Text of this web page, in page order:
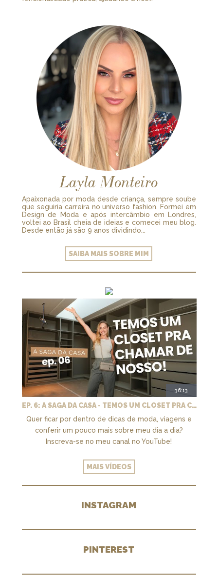
Layla Monteiro
Apaixonada por moda desde criança, sempre soube
que seguiria carreira no universo fashion. Formei em
Design de Moda e após intercâmbio em Londres,
voltei ao Brasil cheia de ideias e comecei meu blog.
Desde então já são 9 anos dividindo...
SAIBA MAIS SOBRE MIM
36:13
EP. 6: A SAGA DA CASA - TEMOS UM CLOSET PRA CHAMAR DE NOSSO + MARCENARIA E PAISAGISMO
Quer ficar por dentro de dicas de moda, viagens e
conferir um pouco mais sobre meu dia a dia?
Inscreva-se no meu canal no YouTube!
MAIS VÍDEOS
INSTAGRAM
PINTEREST